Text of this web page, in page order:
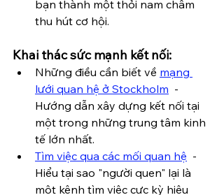
bạn thành một thỏi nam châm
thu hút cơ hội.
Khai thác sức mạnh kết nối:
Những điều cần biết về mạng
lưới quan hệ ở Stockholm
  -
Hướng dẫn xây dựng kết nối tại
một trong những trung tâm kinh
tế lớn nhất.
Tìm việc qua các mối quan hệ
  -
Hiểu tại sao "người quen" lại là
một kênh tìm việc cực kỳ hiệu